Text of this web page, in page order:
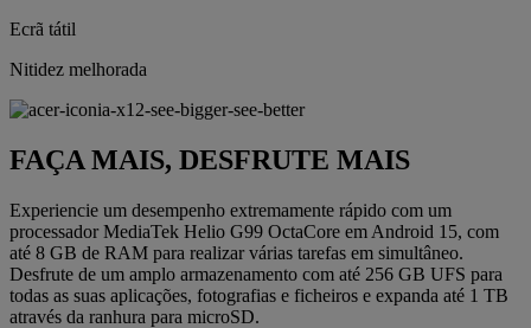
Ecrã tátil
Nitidez melhorada
FAÇA MAIS, DESFRUTE MAIS
Experiencie um desempenho extremamente rápido com um
processador MediaTek Helio G99 OctaCore em Android 15, com
até 8 GB de RAM para realizar várias tarefas em simultâneo.
Desfrute de um amplo armazenamento com até 256 GB UFS para
todas as suas aplicações, fotografias e ficheiros e expanda até 1 TB
através da ranhura para microSD.